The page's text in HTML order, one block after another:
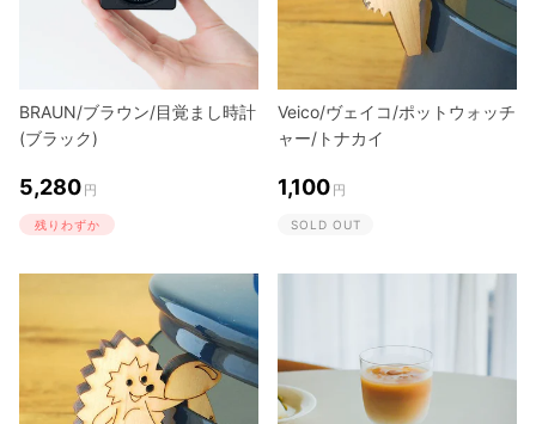
BRAUN/ブラウン/目覚まし時計
(ブラック)
5,280 円
残りわずか
Veico/ヴェイコ/ポットウォッチ
ャー/トナカイ
1,100 円
SOLD OUT